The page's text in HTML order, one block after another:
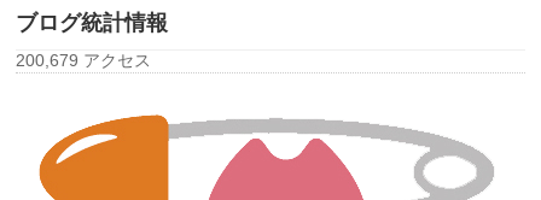
ブログ統計情報
200,679 アクセス